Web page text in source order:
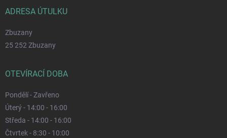
ADRESA ÚTULKU
Zbuzany
25 252 Zbuzany
OTEVÍRACÍ DOBA
Pondělí - Zavřeno
Úterý - 14:00 - 16:00
Středa - 14:00 - 16:00
Čtvrtek - 8:30 - 10:00